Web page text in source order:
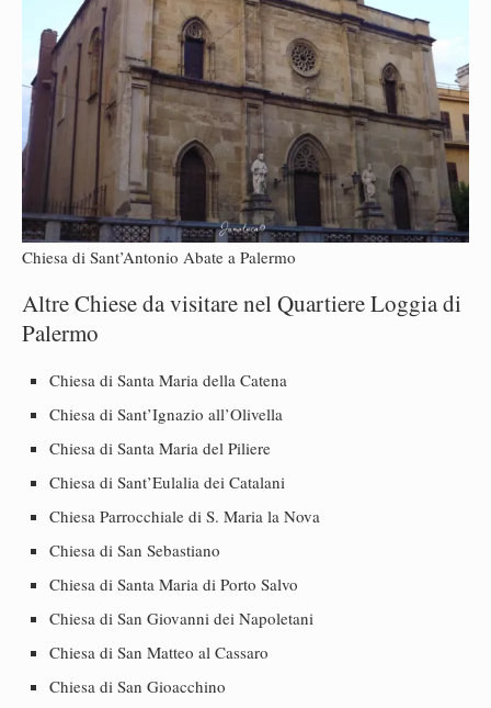
Chiesa di Sant’Antonio Abate a Palermo
Altre Chiese da visitare nel Quartiere Loggia di
Palermo
Chiesa di Santa Maria della Catena
Chiesa di Sant’Ignazio all’Olivella
Chiesa di Santa Maria del Piliere
Chiesa di Sant’Eulalia dei Catalani
Chiesa Parrocchiale di S. Maria la Nova
Chiesa di San Sebastiano
Chiesa di Santa Maria di Porto Salvo
Chiesa di San Giovanni dei Napoletani
Chiesa di San Matteo al Cassaro
Chiesa di San Gioacchino